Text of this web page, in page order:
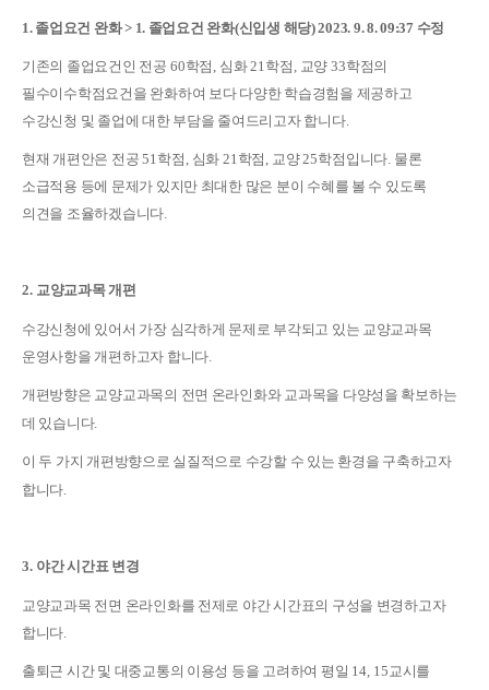
1. 졸업요건 완화 > 1. 졸업요건 완화(신입생 해당) 2023. 9. 8. 09:37 수정
기존의 졸업요건인 전공 60학점 , 심화21학점 , 교양 33학점의
필수이수학점요건을 완화하여 보다 다양한 학습경험을 제공하고
수강신청 및 졸업에 대한 부담을 줄여드리고자 합니다.
현재 개편안은 전공51학점 , 심화 21학점 , 교양25학점입니다. 물론
소급적용 등에 문제가 있지만 최대한 많은 분이 수혜를 볼 수 있도록
의견을 조율하겠습니다.
2. 교양교과목 개편
수강신청에 있어서 가장 심각하게 문제로 부각되고 있는 교양교과목
운영사항을 개편하고자 합니다.
개편방향은 교양교과목의 전면 온라인화와 교과목을 다양성을 확보하는
데 있습니다.
이 두 가지 개편방향으로 실질적으로 수강할 수 있는 환경을 구축하고자
합니다.
3. 야간 시간표 변경
교양교과목 전면 온라인화를 전제로 야간 시간표의 구성을 변경하고자
합니다.
출퇴근 시간 및 대중교통의 이용성 등을 고려하여 평일 14, 15교시를